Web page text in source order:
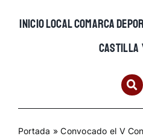
INICIOLOCALCOMARCA
CASTILLA
Portada »Convocado el V